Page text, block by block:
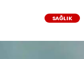
SAĞLIK